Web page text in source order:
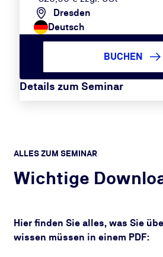
Dresden
Deutsch
Details zum Seminar
BUCHEN
ALLES ZUM SEMINAR
Wichtige
Hier finden Sie alles, was Sie
wissen müssen in einem PDF: